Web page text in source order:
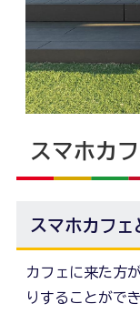
スマホカ
スマホカフェ
カフェに来た方が
りすることがで